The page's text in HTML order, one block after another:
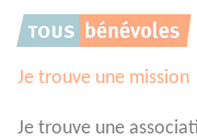
Je trouve une mission
Je trouve une
Panneau de gestion des